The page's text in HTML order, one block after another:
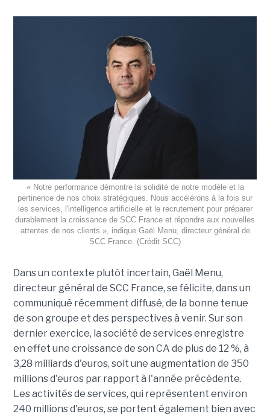
« Notre performance démontre la solidité de notre modèle et la
pertinence de nos choix stratégiques. Nous accélérons à la fois sur
les services, l'intelligence artificielle et le recrutement pour préparer
durablement la croissance de SCC France et répondre aux nouvelles
attentes de nos clients », indique Gaël Menu, directeur général de
SCC France. (Crédit SCC)
Dans un contexte plutôt incertain, Gaël Menu,
directeur général de SCC France, se félicite, dans un
communiqué récemment diffusé, de la bonne tenue
de son groupe et des perspectives à venir. Sur son
dernier exercice, la société de services enregistre
en effet une croissance de son CA de plus de 12 %, à
3,28 milliards d'euros, soit une augmentation de 350
millions d'euros par rapport à l'année précédente.
Les activités de services, qui représentent environ
240 millions d'euros, se portent également bien avec